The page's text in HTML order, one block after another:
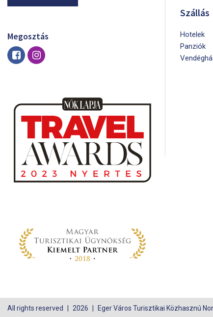
Megosztás
Szállás
Hotelek
Panziók
All rights reserved 2026 Eger Város Turisztikai Közhasznú